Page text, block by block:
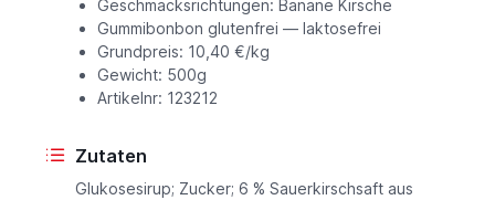
Geschmacksrichtungen: Banane Kirsche
Gummibonbon glutenfrei — laktosefrei
Grundpreis: 10,40 €/kg
Gewicht: 500g
Artikelnr: 123212
Zutaten
Glukosesirup; Zucker; 6 % Sauerkirschsaft aus